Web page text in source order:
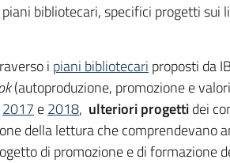
bibliotecari, specifici progetti sui
i piani bibliotecari proposti da
(autoproduzione, promozione e
2017 e2018, ulteriori progettidei
della lettura che comprendevano
di promozione e di formazione